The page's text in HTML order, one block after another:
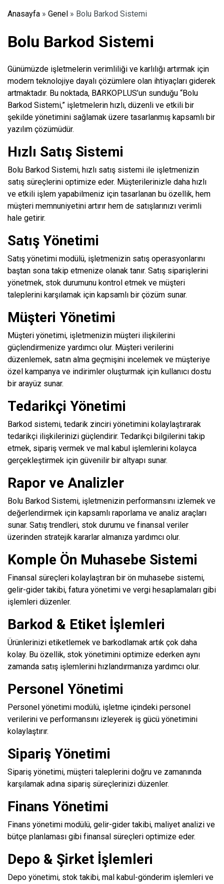
Anasayfa » Genel » Bolu Barkod Sistemi
Bolu Barkod Sistemi
Günümüzde işletmelerin verimliliği ve karlılığı artırmak için
modern teknolojiye dayalı çözümlere olan ihtiyaçları giderek
artmaktadır. Bu noktada, BARKOPLUS’un sunduğu “Bolu
Barkod Sistemi,” işletmelerin hızlı, düzenli ve etkili bir
şekilde yönetimini sağlamak üzere tasarlanmış kapsamlı bir
yazılım çözümüdür.
Hızlı Satış Sistemi
Bolu Barkod Sistemi, hızlı satış sistemi ile işletmenizin
satış süreçlerini optimize eder. Müşterilerinizle daha hızlı
ve etkili işlem yapabilmeniz için tasarlanan bu özellik, hem
müşteri memnuniyetini artırır hem de satışlarınızı verimli
hale getirir.
Satış Yönetimi
Satış yönetimi modülü, işletmenizin satış operasyonlarını
baştan sona takip etmenize olanak tanır. Satış siparişlerini
yönetmek, stok durumunu kontrol etmek ve müşteri
taleplerini karşılamak için kapsamlı bir çözüm sunar.
Müşteri Yönetimi
Müşteri yönetimi, işletmenizin müşteri ilişkilerini
güçlendirmenize yardımcı olur. Müşteri verilerini
düzenlemek, satın alma geçmişini incelemek ve müşteriye
özel kampanya ve indirimler oluşturmak için kullanıcı dostu
bir arayüz sunar.
Tedarikçi Yönetimi
Barkod sistemi, tedarik zinciri yönetimini kolaylaştırarak
tedarikçi ilişkilerinizi güçlendirir. Tedarikçi bilgilerini takip
etmek, sipariş vermek ve mal kabul işlemlerini kolayca
gerçekleştirmek için güvenilir bir altyapı sunar.
Rapor ve Analizler
Bolu Barkod Sistemi, işletmenizin performansını izlemek ve
değerlendirmek için kapsamlı raporlama ve analiz araçları
sunar. Satış trendleri, stok durumu ve finansal veriler
üzerinden stratejik kararlar almanıza yardımcı olur.
Komple Ön Muhasebe Sistemi
Finansal süreçleri kolaylaştıran bir ön muhasebe sistemi,
gelir-gider takibi, fatura yönetimi ve vergi hesaplamaları gibi
işlemleri düzenler.
Barkod & Etiket İşlemleri
Ürünlerinizi etiketlemek ve barkodlamak artık çok daha
kolay. Bu özellik, stok yönetimini optimize ederken aynı
zamanda satış işlemlerini hızlandırmanıza yardımcı olur.
Personel Yönetimi
Personel yönetimi modülü, işletme içindeki personel
verilerini ve performansını izleyerek iş gücü yönetimini
kolaylaştırır.
Sipariş Yönetimi
Sipariş yönetimi, müşteri taleplerini doğru ve zamanında
karşılamak adına sipariş süreçlerinizi düzenler.
Finans Yönetimi
Finans yönetimi modülü, gelir-gider takibi, maliyet analizi ve
bütçe planlaması gibi finansal süreçleri optimize eder.
Depo & Şirket İşlemleri
Depo yönetimi, stok takibi, mal kabul-gönderim işlemleri ve